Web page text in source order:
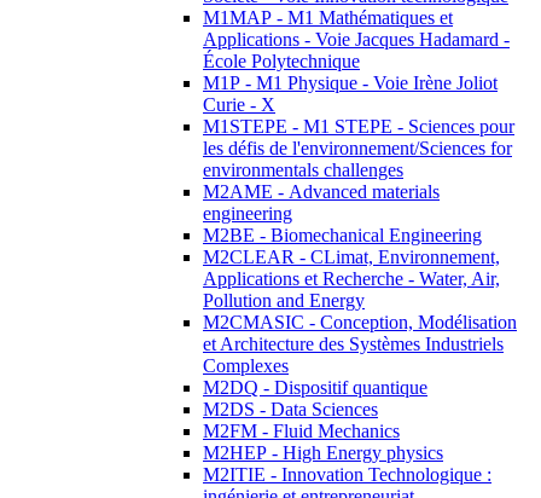
M1MAP - M1 Mathématiques et
Applications - Voie Jacques Hadamard -
École Polytechnique
M1P - M1 Physique - Voie Irène Joliot
Curie - X
M1STEPE - M1 STEPE - Sciences pour
les défis de l'environnement/Sciences for
environmentals challenges
M2AME - Advanced materials
engineering
M2BE - Biomechanical Engineering
M2CLEAR - CLimat, Environnement,
Applications et Recherche - Water, Air,
Pollution and Energy
M2CMASIC - Conception, Modélisation
et Architecture des Systèmes Industriels
Complexes
M2DQ - Dispositif quantique
M2DS - Data Sciences
M2FM - Fluid Mechanics
M2HEP - High Energy physics
M2ITIE - Innovation Technologique :